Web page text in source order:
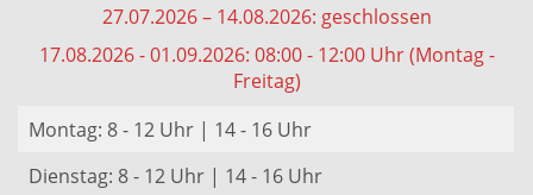
27.07.2026 – 14.08.2026: geschlossen
17.08.2026 - 01.09.2026: 08:00 - 12:00 Uhr (Montag -
Freitag)
Montag: 8 - 12 Uhr | 14 - 16 Uhr
Dienstag: 8 - 12 Uhr | 14 - 16 Uhr